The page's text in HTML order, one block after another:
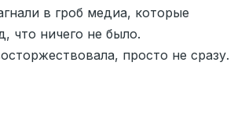
в гроб медиа, которые
что ничего не было.
просто не сразу.